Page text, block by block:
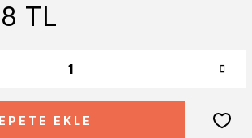
TL
EKLE